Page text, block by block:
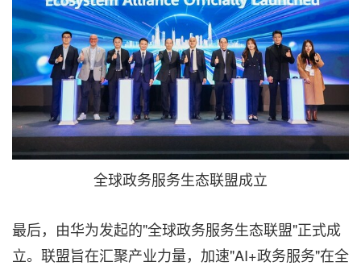
全球政务服务生态联盟成立
最后，由华为发起的"全球政务服务生态联盟"正式成
立。联盟旨在汇聚产业力量，加速"AI+政务服务"在全